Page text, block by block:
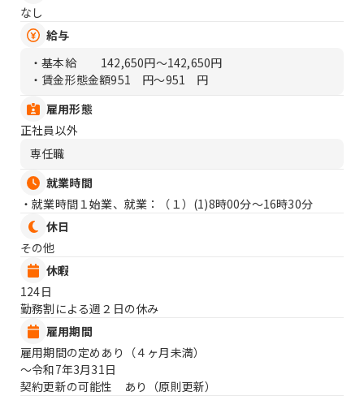
なし
給与
・基本給
142,650円〜142,650円
・賃金形態金額951 円〜951 円
雇用形態
正社員以外
専任職
就業時間
・就業時間１始業、就業：（１） (1)8時00分〜16時30分
休日
その他
休暇
124日
勤務割による週２日の休み
雇用期間
雇用期間の定めあり（４ヶ月未満）
〜令和7年3月31日
契約更新の可能性 あり（原則更新）